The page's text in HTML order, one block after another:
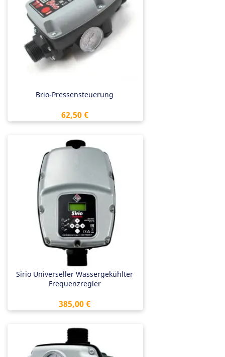
Brio-Pressensteuerung
Preis
62,50 €
Sirio Universeller Wassergekühlter
Frequenzregler
Preis
385,00 €